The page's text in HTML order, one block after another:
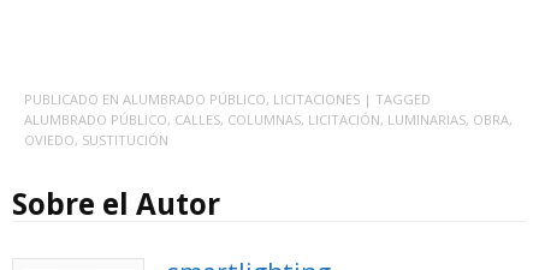
PUBLICADO EN ALUMBRADO PÚBLICO, LICITACIONES | TAGGED
ALUMBRADO PÚBLICO, CALLES, COLUMNAS, LICITACIÓN, LUMINARIAS, OBRA,
OVIEDO, SUSTITUCIÓN
Sobre el Autor